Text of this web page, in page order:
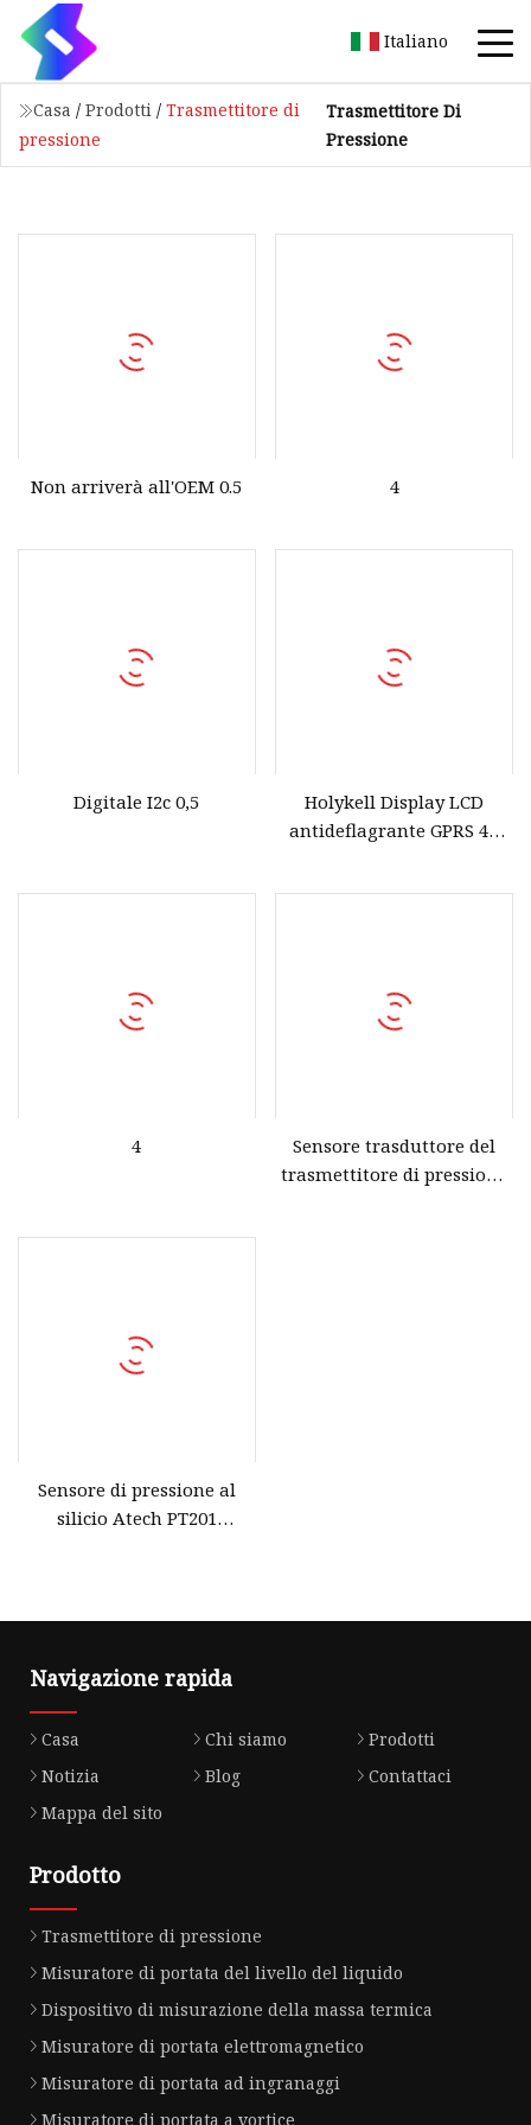
Italiano
Casa / Prodotti / Trasmettitore di
pressione
Trasmettitore Di
Pressione
Non arriverà all'OEM 0.5 4
Digitale I2c 0,5
Holykell Display LCD
antideflagrante GPRS 4G
4
Sensore trasduttore del
trasmettitore di pressione
Sensore di pressione al
silicio Atech PT201
Navigazione rapida
Casa Chi siamo
Prodotti
Notizia
Blog
Contattaci
Mappa del sito
Prodotto
Trasmettitore di pressione
Misuratore di portata del livello del liquido
Dispositivo di misurazione della massa termica
Misuratore di portata elettromagnetico
Misuratore di portata ad ingranaggi
Misuratore di portata a vortice